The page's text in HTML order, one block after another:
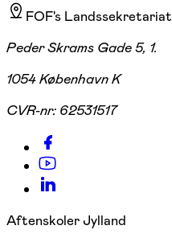
FOF's Landssekretariat
Peder Skrams Gade 5, 1.
1054 København K
CVR-nr: 62531517
Aftenskoler Jylland